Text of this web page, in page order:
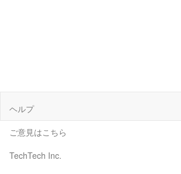
ヘルプ
ご意見はこちら
TechTech Inc.